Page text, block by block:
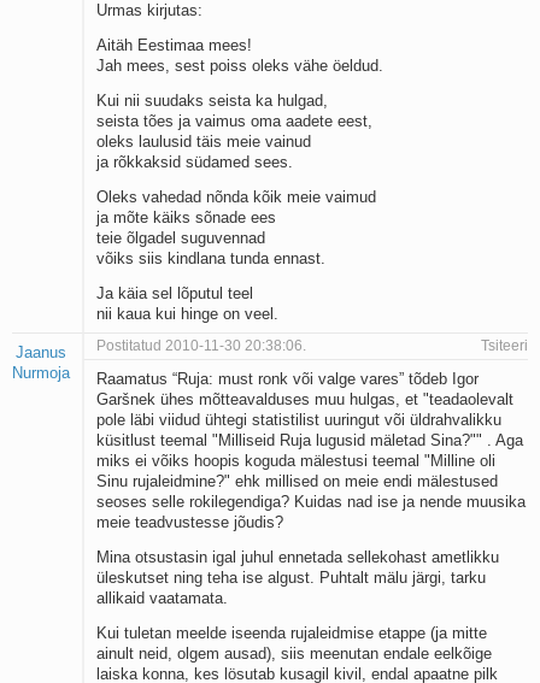
Urmas kirjutas:
Aitäh Eestimaa mees!
Jah mees, sest poiss oleks vähe öeldud.
Kui nii suudaks seista ka hulgad,
seista tões ja vaimus oma aadete eest,
oleks laulusid täis meie vainud
ja rõkkaksid südamed sees.
Oleks vahedad nõnda kõik meie vaimud
ja mõte käiks sõnade ees
teie õlgadel suguvennad
võiks siis kindlana tunda ennast.
Ja käia sel lõputul teel
nii kaua kui hinge on veel.
Jaanus
Nurmoja
Postitatud 2010-11-30 20:38:06. Tsiteeri
Raamatus “Ruja: must ronk või valge vares” tõdeb Igor
Garšnek ühes mõtteavalduses muu hulgas, et "teadaolevalt
pole läbi viidud ühtegi statistilist uuringut või üldrahvalikku
küsitlust teemal "Milliseid Ruja lugusid mäletad Sina?"" . Aga
miks ei võiks hoopis koguda mälestusi teemal "Milline oli
Sinu rujaleidmine?" ehk millised on meie endi mälestused
seoses selle rokilegendiga? Kuidas nad ise ja nende muusika
meie teadvustesse jõudis?
Mina otsustasin igal juhul ennetada sellekohast ametlikku
üleskutset ning teha ise algust. Puhtalt mälu järgi, tarku
allikaid vaatamata.
Kui tuletan meelde iseenda rujaleidmise etappe (ja mitte
ainult neid, olgem ausad), siis meenutan endale eelkõige
laiska konna, kes lösutab kusagil kivil, endal apaatne pilk